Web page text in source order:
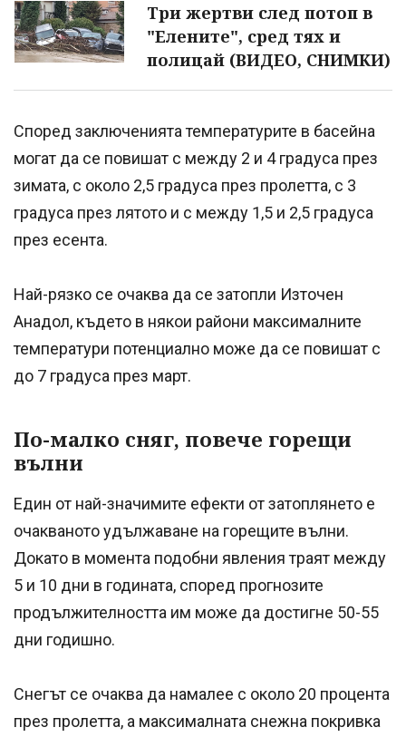
Три жертви след потоп в
"Елените", сред тях и
полицай (ВИДЕО, СНИМКИ)
Според заключенията температурите в басейна
могат да се повишат с между 2 и 4 градуса през
зимата, с около 2,5 градуса през пролетта, с 3
градуса през лятото и с между 1,5 и 2,5 градуса
през есента.
Най-рязко се очаква да се затопли Източен
Анадол, където в някои райони максималните
температури потенциално може да се повишат с
до 7 градуса през март.
По-малко сняг, повече горещи
вълни
Един от най-значимите ефекти от затоплянето е
очакваното удължаване на горещите вълни.
Докато в момента подобни явления траят между
5 и 10 дни в годината, според прогнозите
продължителността им може да достигне 50-55
дни годишно.
Снегът се очаква да намалее с около 20 процента
през пролетта, а максималната снежна покривка